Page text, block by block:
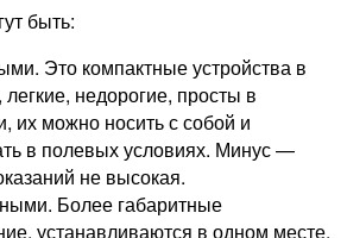
быть:
Это компактные устройства в
легкие, недорогие, просты в
их можно носить с собой и
в полевых условиях. Минус —
не высокая.
Более габаритные
устанавливаются в одном месте,